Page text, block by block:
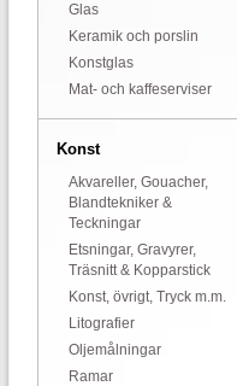
Glas
Keramik och porslin
Konstglas
Mat- och kaffeserviser
Konst
Akvareller, Gouacher,
Blandtekniker &
Teckningar
Etsningar, Gravyrer,
Träsnitt & Kopparstick
Konst, övrigt, Tryck m.m.
Litografier
Oljemålningar
Ramar